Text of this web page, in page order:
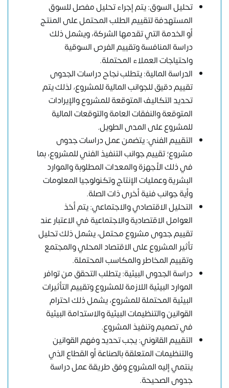
تحليل السوق: يتم إجراء تحليل مفصل للسوق
المستهدفة لتقييم الطلب المحتمل على المنتج
أو الخدمة التي تقدمها الشركة، ويشمل ذلك
دراسة المنافسة وتقييم الفرص السوقية
واحتياجات العملاء المحتملة.
الدراسة المالية: يتطلب نجاح دراسات الجدوى
تقييم دقيق للجوانب المالية للمشروع، لذلك يتم
تحديد التكاليف المتوقعة للمشروع والإيرادات
المتوقعة والنفقات العامة والتوقعات المالية
للمشروع على المدى الطويل.
التقييم الفني: يتضمن عمل دراسات جدوى
مشروع؛ تقييم جوانب التنفيذ الفني للمشروع، بما
في ذلك الأجهزة والمعدات المطلوبة والموارد
البشرية وعمليات الإنتاج وتكنولوجيا المعلومات
وأية جوانب فنية أخرى ذات الصلة.
التحليل الاقتصادي والاجتماعي: يتم أخذ
العوامل الاقتصادية والاجتماعية في الاعتبار عند
تقييم جدوى مشروع محتمل، يشمل ذلك تحليل
تأثير المشروع على الاقتصاد المحلي والمجتمع
وتقييم المخاطر والمكاسب المحتملة.
دراسة الجدوى البيئية: يتطلب التحقق من توافر
الموارد البيئية اللازمة للمشروع وتقييم التأثيرات
البيئية المحتملة للمشروع، يشمل ذلك احترام
القوانين والتنظيمات البيئية والاستدامة البيئية
في تصميم وتنفيذ المشروع.
التقييم القانوني: يجب تحديد وفهم القوانين
والتنظيمات المتعلقة بالصناعة أو القطاع الذي
ينتمي إليه المشروع وفق طريقة عمل دراسة
جدوى الصحيحة.